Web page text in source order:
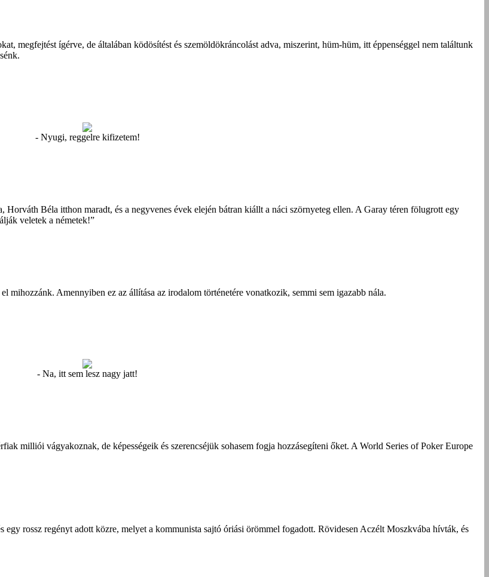
megfejtést ígérve, de általában ködösítést és szemöldökráncolást adva, miszerint, hüm-hüm, itt éppenséggel nem találtunk
- Nyugi, reggelre kifizetem!
Béla itthon maradt, és a negyvenes évek elején bátran kiállt a náci szörnyeteg ellen. A Garay téren fölugrott egy
veletek a németek!”
Amennyiben ez az állítása az irodalom történetére vonatkozik, semmi sem igazabb nála.
- Na, itt sem lesz nagy jatt!
milliói vágyakoznak, de képességeik és szerencséjük sohasem fogja hozzásegíteni őket. A World Series of Poker Europe
rossz regényt adott közre, melyet a kommunista sajtó óriási örömmel fogadott. Rövidesen Aczélt Moszkvába hívták, és